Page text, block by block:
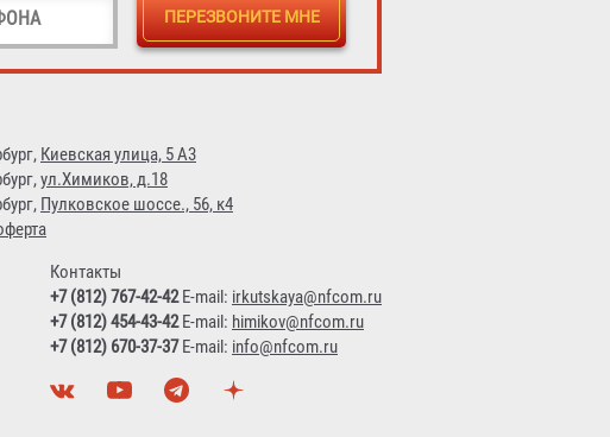
Киевская улица, 5 А3
ул.Химиков, д.18
Пулковское шоссе., 56, к4
Контакты
+7 (812) 767-42-42E-mail: irkutskaya@nfcom.ru
+7 (812) 454-43-42E-mail: himikov@nfcom.ru
+7 (812) 670-37-37E-mail: info@nfcom.ru